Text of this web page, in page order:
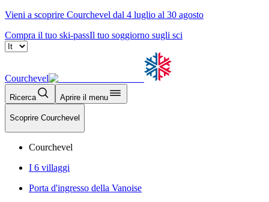
Vieni a scoprire Courchevel dal 4 luglio al 30 agosto
Compra il tuo ski-passIl tuo soggiorno sugli sci
Courchevel
Ricerca Aprire il menu
Scoprire Courchevel
Courchevel
I 6 villaggi
Porta d'ingresso della Vanoise